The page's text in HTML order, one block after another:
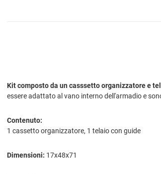
Kit composto da un casssetto organizzatore e
essere adattato al vano interno dell'armadio e
Contenuto:
1 cassetto organizzatore, 1 telaio con guide
Dimensioni: 17x48x71